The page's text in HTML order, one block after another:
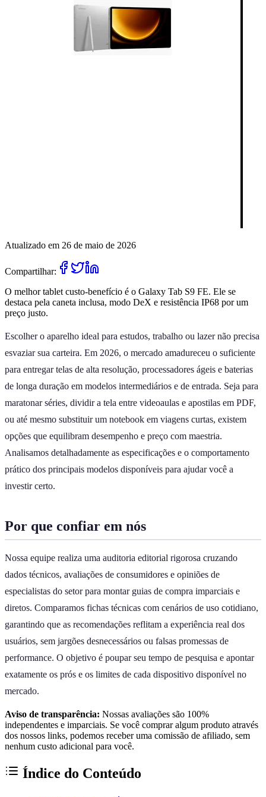
Atualizado em 26 de maio de 2026
Compartilhar:
O melhor tablet custo-benefício é o Galaxy Tab S9 FE. Ele se
destaca pela caneta inclusa, modo DeX e resistência IP68 por um
preço justo.
Escolher o aparelho ideal para estudos, trabalho ou lazer não precisa
esvaziar sua carteira. Em 2026, o mercado amadureceu o suficiente
para entregar telas de alta resolução, processadores ágeis e baterias
de longa duração em modelos intermediários e de entrada. Seja para
maratonar séries, dividir a tela entre videoaulas e apostilas em PDF,
ou até mesmo substituir um notebook em viagens curtas, existem
opções que equilibram desempenho e preço com maestria.
Analisamos detalhadamente as especificações e o comportamento
prático dos principais modelos disponíveis para ajudar você a
investir certo.
Por que confiar em nós
Nossa equipe realiza uma auditoria editorial rigorosa cruzando
dados técnicos, avaliações de consumidores e opiniões de
especialistas do setor para montar guias de compra imparciais e
diretos. Comparamos fichas técnicas com cenários de uso cotidiano,
garantindo que as recomendações reflitam a experiência real dos
usuários, sem jargões desnecessários ou falsas promessas de
performance. O objetivo é poupar seu tempo de pesquisa e apontar
exatamente os prós e os limites de cada dispositivo disponível no
mercado.
Aviso de transparência: Nossas avaliações são 100%
independentes e imparciais. Se você comprar algum produto através
dos nossos links, podemos receber uma comissão de afiliado, sem
nenhum custo adicional para você.
Índice do Conteúdo